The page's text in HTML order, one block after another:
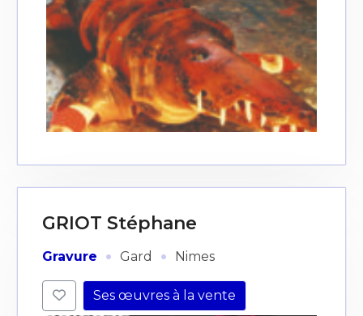
GRIOT Stéphane
Gravure · Gard · Nimes
Ses œuvres à la vente